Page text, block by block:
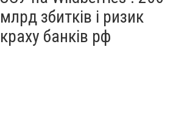
млрд збитків і ризик
краху банків рф